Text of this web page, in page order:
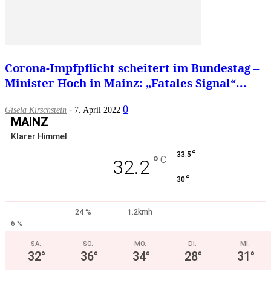
Corona-Impfpflicht scheitert im Bundestag –
Minister Hoch in Mainz: „Fatales Signal“...
Gisela Kirschstein - 7. April 2022 0
MAINZ
Klarer Himmel
32.2 ° C 33.5 °
30°
24 %
1.2kmh
6 %
SA.
32°
SO.
36°
MO.
34°
DI.
28°
MI.
31°